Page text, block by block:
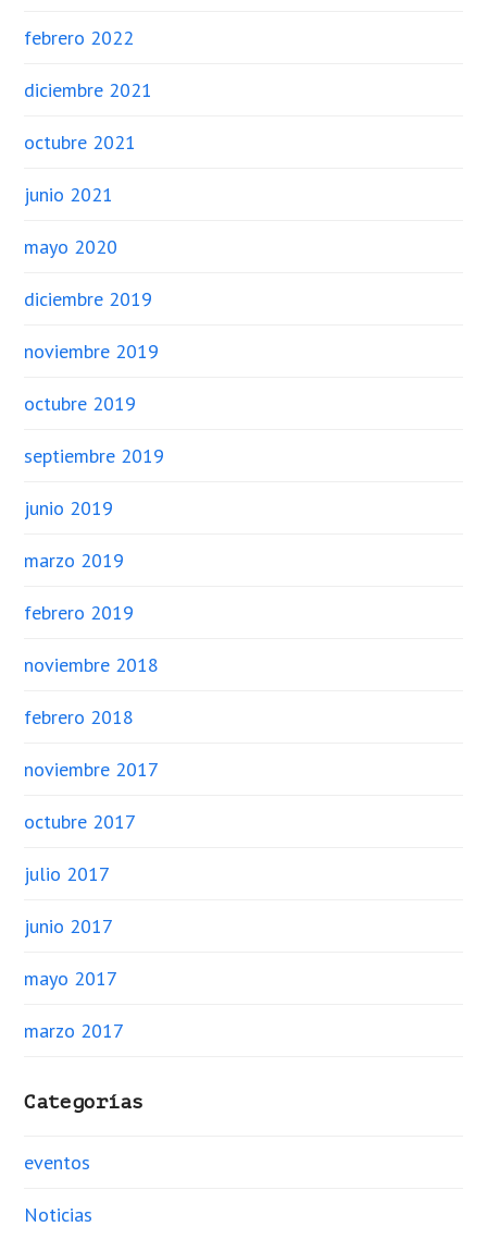
febrero 2022
diciembre 2021
octubre 2021
junio 2021
mayo 2020
diciembre 2019
noviembre 2019
octubre 2019
septiembre 2019
junio 2019
marzo 2019
febrero 2019
noviembre 2018
febrero 2018
noviembre 2017
octubre 2017
julio 2017
junio 2017
mayo 2017
marzo 2017
Categorías
eventos
Noticias